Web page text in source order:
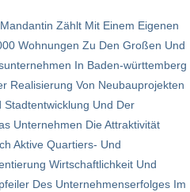
Zählt Mit Einem Eigenen
Wohnungen Zu Den Großen Und
In Baden-württemberg
Realisierung Von Neubauprojekten
Und Der
Unternehmen Die Attraktivität
Aktive Quartiers- Und
Wirtschaftlichkeit Und
Des Unternehmenserfolges Im